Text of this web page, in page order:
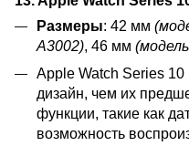
Размеры: 42 мм
А3002), 46 мм
Apple Watch Series
дизайн, чем их
функции, такие как
возможность